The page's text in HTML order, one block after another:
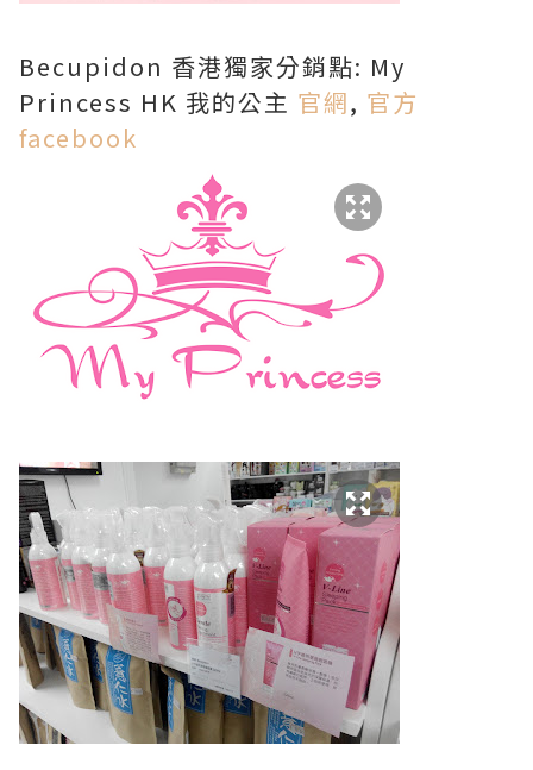
Becupidon 香港獨家分銷點: My
Princess HK 我的公主 官網, 官方
facebook